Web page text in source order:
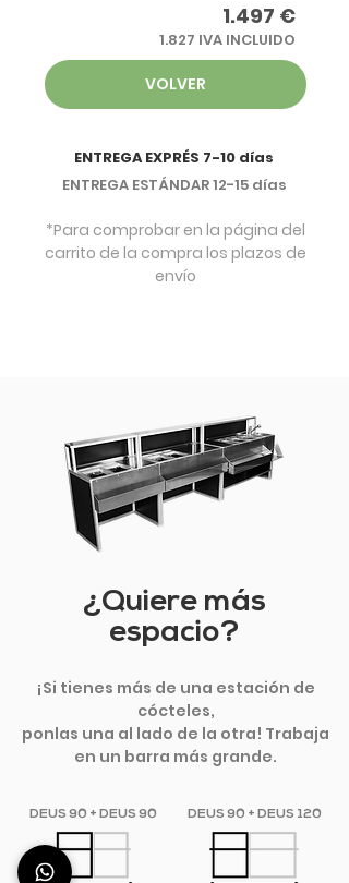
1.497 €
1.827 IVA INCLUIDO
VOLVER
ENTREGA EXPRÉS 7-10 días
ENTREGA ESTÁNDAR 12-15 días
*Para comprobar en la página del
carrito de la compra los plazos de
envío
¿Quiere más
espacio?
¡Si tienes más de una estación de
cócteles,
ponlas una al lado de la otra! Trabaja
en un barra más grande.
DEUS 90 + DEUS 90 DEUS 90 + DEUS 120